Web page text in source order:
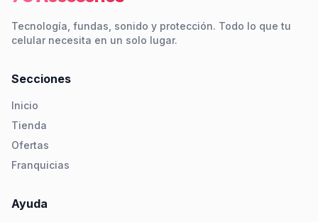
Tecnología, fundas, sonido y protección. Todo lo que tu
celular necesita en un solo lugar.
Secciones
Inicio
Tienda
Ofertas
Franquicias
Ayuda